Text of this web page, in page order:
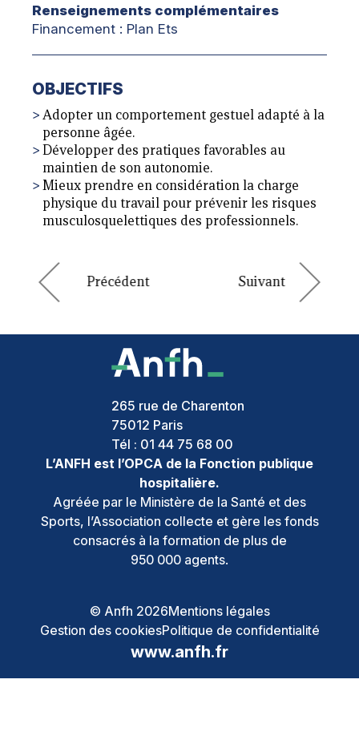
Renseignements complémentaires
Financement : Plan Ets
OBJECTIFS
Adopter un comportement gestuel adapté à la
personne âgée.
Développer des pratiques favorables au
maintien de son autonomie.
Mieux prendre en considération la charge
physique du travail pour prévenir les risques
musculosquelettiques des professionnels.
265 rue de Charenton
75012 Paris
Tél : 01 44 75 68 00
L’ANFH est l’OPCA de la Fonction publique
hospitalière.
Agréée par le Ministère de la Santé et des
Sports, l’Association collecte et gère les fonds
consacrés à la formation de plus de
950 000 agents.
© Anfh 2026Mentions légales
Gestion des cookiesPolitique de confidentialité
www.anfh.fr